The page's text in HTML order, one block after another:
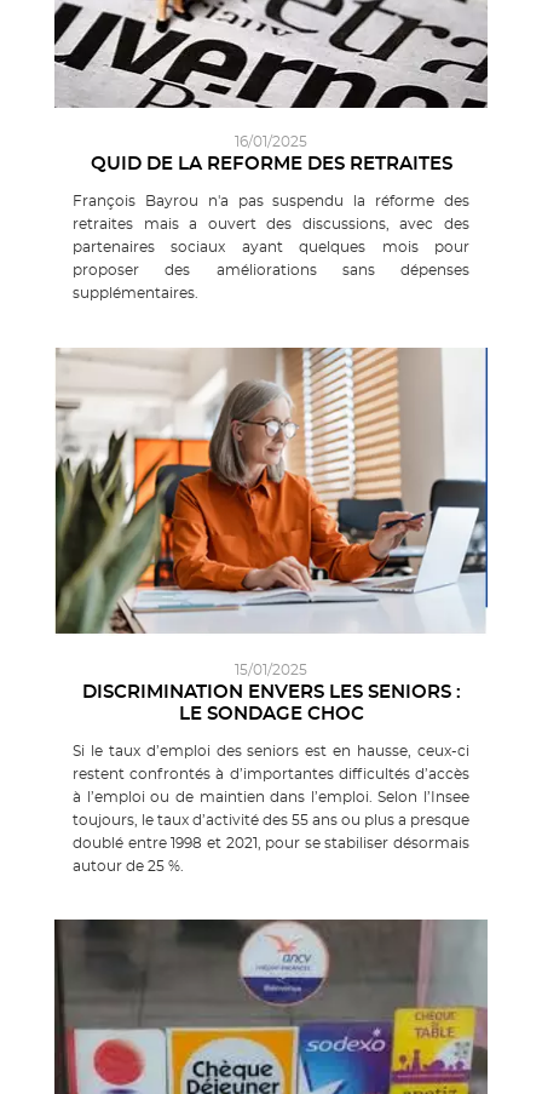
16/01/2025
QUID DE LA REFORME DES RETRAITES
François Bayrou n'a pas suspendu la réforme des
retraites mais a ouvert des discussions, avec des
partenaires sociaux ayant quelques mois pour
proposer des améliorations sans dépenses
supplémentaires.
15/01/2025
DISCRIMINATION ENVERS LES SENIORS :
LE SONDAGE CHOC
Si le taux d’emploi des seniors est en hausse, ceux-ci
restent confrontés à d’importantes difficultés d’accès
à l’emploi ou de maintien dans l’emploi. Selon l’Insee
toujours, le taux d’activité des 55 ans ou plus a presque
doublé entre 1998 et 2021, pour se stabiliser désormais
autour de 25 %.